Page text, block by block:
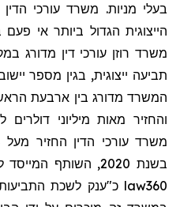
בעלי מניות. משרד עורכי
הייצוגית הגדול ביותר אי
משרד רוזן עורכי דין מדורג
משרד עורכי הדין החזיר מעל
בשנת 2020, השותף המייסד לורנס רוזן הוכרז על ידי חברת
law360 כ"ענק לשכת התביעות